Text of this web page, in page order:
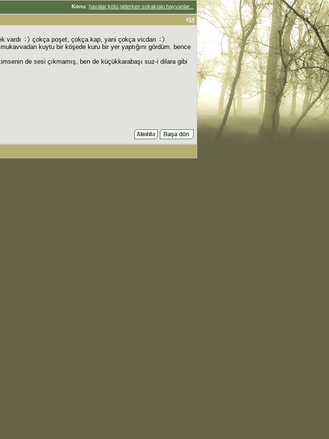
Konu: havalar kötü giderken sokaktaki hayvanlar...
#14
vardı
çokça poşet, çokça kap, yani çokça vicdan
kuytu bir köşede kuru bir yer yaptığını gördüm. bence
de sesi çıkmamış, ben de küçükkarabaşı suz-i dilara gibi